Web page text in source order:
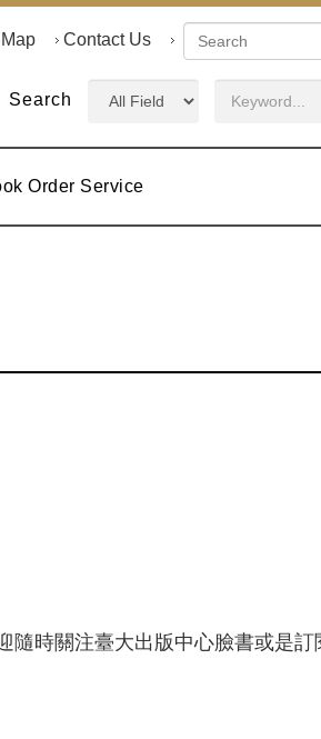
Search
Contact Us
Order Service
隨時關注臺大出版中心臉書或是訂